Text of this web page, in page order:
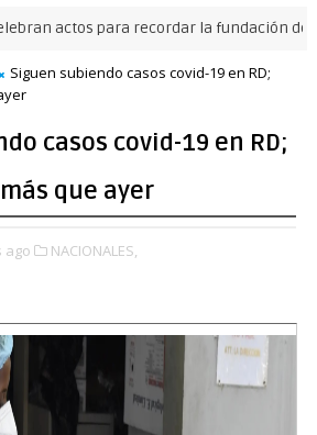
para recordar la fundación de Santo
Siguen subiendo casos covid-19 en RD;
casos covid-19 en RD;
que ayer
ago NACIONALES,